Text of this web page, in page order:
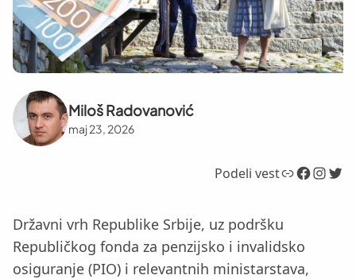
Miloš Radovanović
maj 23, 2026
Podeli vestLink Facebook InstagramTwitter
Državni vrh Republike Srbije, uz podršku
Republičkog fonda za penzijsko i invalidsko
osiguranje (PIO) i relevantnih ministarstava,